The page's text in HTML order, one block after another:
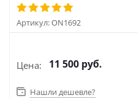
Артикул:ON1692
Цена: 11 500 руб.
Нашли дешевле?